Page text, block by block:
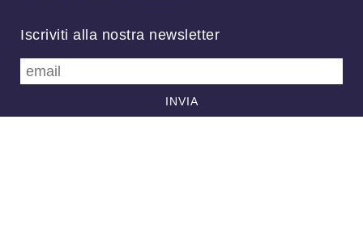
Iscriviti alla nostra newsletter